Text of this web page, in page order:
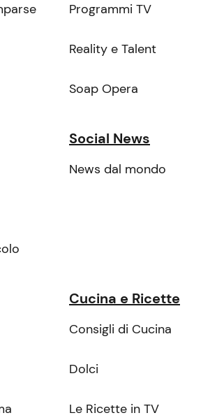
Programmi TV
Reality e Talent
Soap Opera
Social News
News dal mondo
Cucina e Ricette
Consigli di Cucina
Dolci
Le Ricette in TV